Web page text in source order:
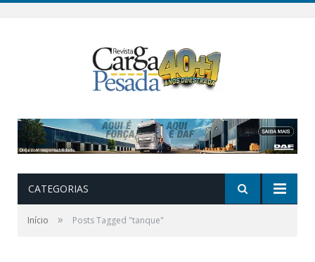
CATEGORIAS
Início » Posts Tagged "tanque"